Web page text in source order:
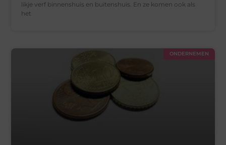
likje verf binnenshuis en buitenshuis. En ze komen ook als
het
ONDERNEMEN